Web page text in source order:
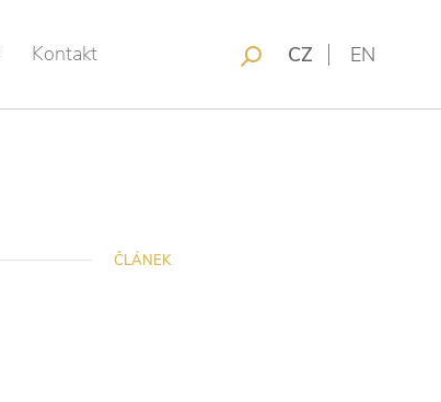
Kontakt CZ EN
ČLÁNEK